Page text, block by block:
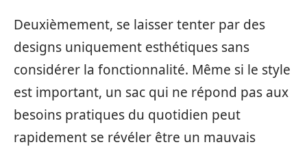
Deuxièmement, se laisser tenter par des
designs uniquement esthétiques sans
considérer la fonctionnalité. Même si le style
est important, un sac qui ne répond pas aux
besoins pratiques du quotidien peut
rapidement se révéler être un mauvais